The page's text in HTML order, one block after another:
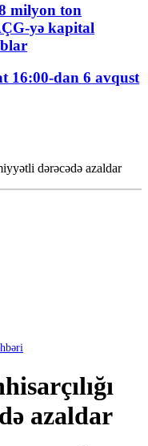
milyon ton
yə kapital
16:00-dan 6 avqust
dərəcədə azaldar
azaldar